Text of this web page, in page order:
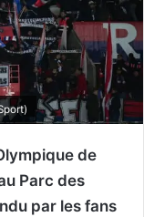
de
Parc des
par les fans